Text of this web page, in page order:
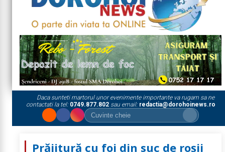
Daca sunteti martorul unor evenimente importante va rugam sa ne
contactati la tel: 0749.877.802sau email: redactia@dorohoinews.ro
Prăjitură cu foi din suc de roșii